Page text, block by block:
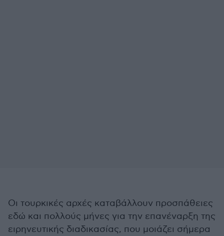
Οι τουρκικές αρχές καταβάλλουν προσπάθειες
εδώ και πολλούς μήνες για την επανέναρξη της
ειρηνευτικής διαδικασίας, που μοιάζει σήμερα